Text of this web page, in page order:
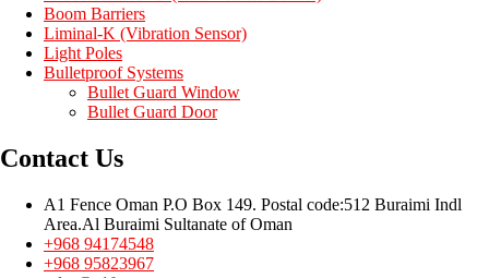
Boom Barriers
Liminal-K (Vibration Sensor)
Light Poles
Bulletproof Systems
Bullet Guard Window
Bullet Guard Door
Contact Us
A1 Fence Oman P.O Box 149. Postal code:512 Buraimi Indl
Area.Al Buraimi Sultanate of Oman
+968 94174548
+968 95823967